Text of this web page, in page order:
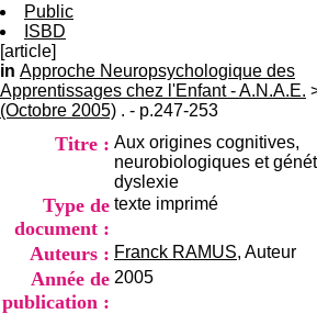
Tél:
Public
ISBD
[article]
in Approche Neuropsychologique des
Apprentissages chez l'Enfant - A.N.A.E.
(Octobre 2005) . - p.247-253
Titre : Aux origines cognitives,
neurobiologiques et
dyslexie
Type de
document :
texte imprimé
Auteurs : Franck RAMUS, Auteur
Année de
publication :
2005
i
o
n
t
d
e
D
c
u